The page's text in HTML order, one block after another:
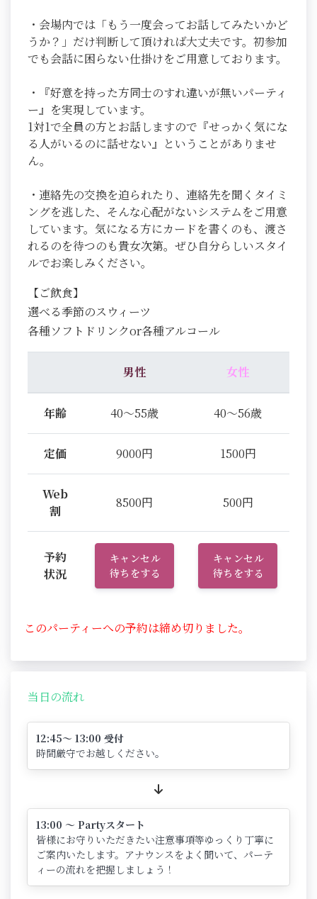
・会場内では「もう一度会ってお話してみたいかど
うか？」だけ判断して頂ければ大丈夫です。初参加
でも会話に困らない仕掛けをご用意しております。
・『好意を持った方同士のすれ違いが無いパーティ
ー』を実現しています。
1対1で全員の方とお話しますので『せっかく気にな
る人がいるのに話せない』ということがありませ
ん。
・連絡先の交換を迫られたり、連絡先を聞くタイミ
ングを逃した、そんな心配がないシステムをご用意
しています。気になる方にカードを書くのも、渡さ
れるのを待つのも貴女次第。ぜひ自分らしいスタイ
ルでお楽しみください。
【ご飲食】
選べる季節のスウィーツ
各種ソフトドリンクor各種アルコール
男性 女性
年齢 40～55歳 40～56歳
定価 9000円 1500円
Web
割
8500円 500円
予約
状況
キャンセル
待ちをする
キャンセル
待ちをする
このパーティーへの予約は締め切りました。
当日の流れ
12:45～ 13:00 受付
時間厳守でお越しください。
13:00 ～ Partyスタート
皆様にお守りいただきたい注意事項等ゆっくり丁寧に
ご案内いたします。アナウンスをよく聞いて、パーテ
ィーの流れを把握しましょう！